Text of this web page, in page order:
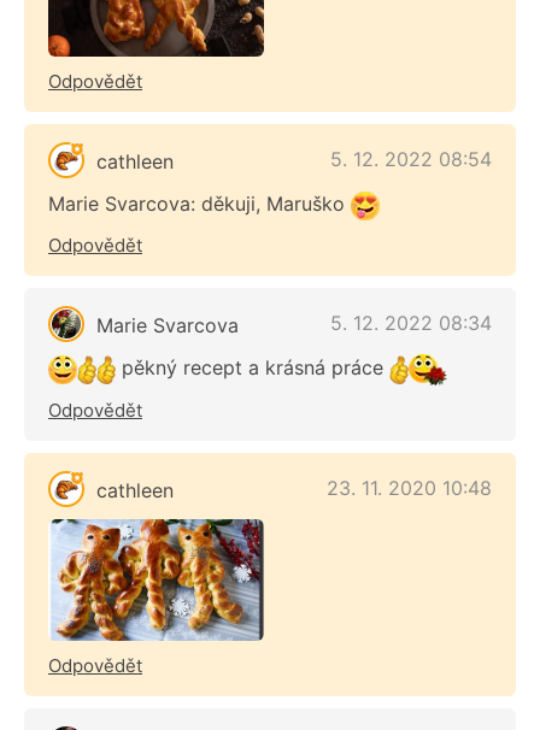
Odpovědět
cathleen
5. 12. 2022 08:54
Marie Svarcova: děkuji, Maruško
Odpovědět
Marie Svarcova
5. 12. 2022 08:34
pěkný recept a krásná práce
Odpovědět
cathleen 23. 11. 2020 10:48
Odpovědět